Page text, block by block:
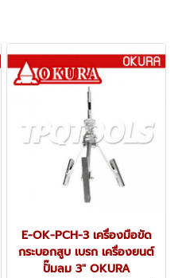
E-OK-PCH-3 เครื่องมือขัด
กระบอกสูบ เบรก เครื่องยนต์
ปั๊มลม 3" OKURA